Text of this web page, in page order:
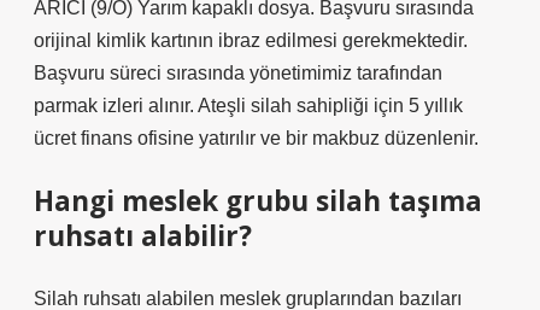
ARICI (9/Ö) Yarım kapaklı dosya. Başvuru sırasında
orijinal kimlik kartının ibraz edilmesi gerekmektedir.
Başvuru süreci sırasında yönetimimiz tarafından
parmak izleri alınır. Ateşli silah sahipliği için 5 yıllık
ücret finans ofisine yatırılır ve bir makbuz düzenlenir.
Hangi meslek grubu silah taşıma
ruhsatı alabilir?
Silah ruhsatı alabilen meslek gruplarından bazıları